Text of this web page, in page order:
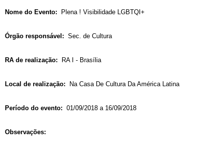
Nome do Evento: Plena ! Visibilidade LGBTQI+
Órgão responsável: Sec. de Cultura
RA de realização: RA I - Brasília
Local de realização: Na Casa De Cultura Da América Latina
Período do evento: 01/09/2018 a 16/09/2018
Observações: